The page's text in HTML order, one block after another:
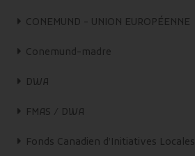
CONEMUND - UNION EUROPÉENNE
Conemund-madre
DWA
FMAS / DWA
Fonds Canadien d’Initiatives Locales